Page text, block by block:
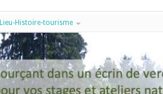
Lieu-Histoire-tourisme